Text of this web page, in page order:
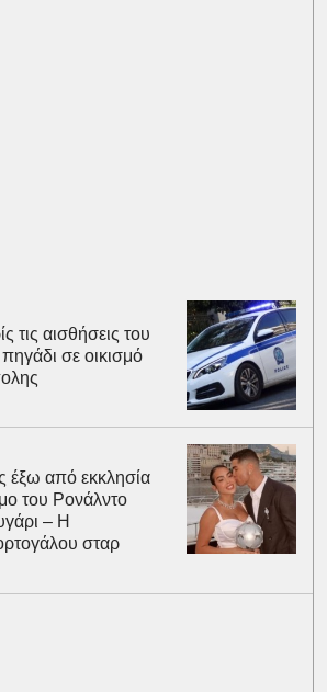
τις αισθήσεις του
σε οικισμό
έξω από εκκλησία
του Ρονάλντο
– Η
σταρ